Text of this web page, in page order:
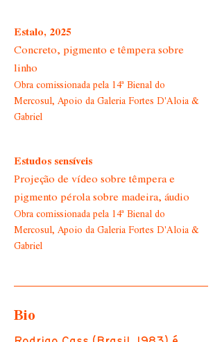
Estalo, 2025
Concreto, pigmento e têmpera sobre
linho
Obra comissionada pela 14ª Bienal do
Mercosul, Apoio da Galeria Fortes D'Aloia &
Gabriel
Estudos sensíveis
Projeção de vídeo sobre têmpera e
pigmento pérola sobre madeira, áudio
Obra comissionada pela 14ª Bienal do
Mercosul, Apoio da Galeria Fortes D'Aloia &
Gabriel
Bio